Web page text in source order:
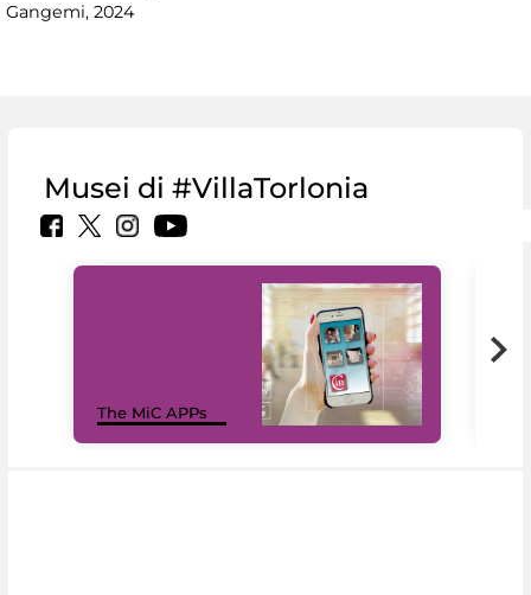
Gangemi, 2024
Musei di #VillaTorlonia
The MiC APPs